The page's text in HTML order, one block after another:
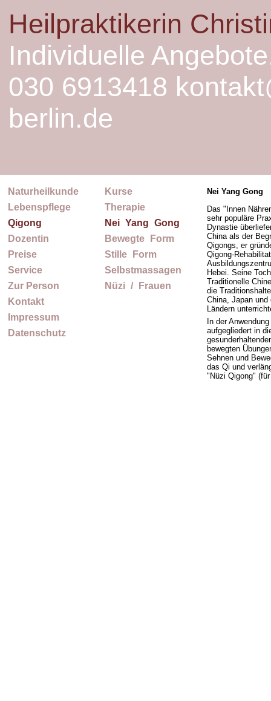
Heilpraktikerin
Individuelle
030 6913418
berlin.de
Naturheilkunde
Lebenspflege
Qigong
Kurse
Therapie
Nei_ Yang Gong
Bewegte_
Form
Stille_
Form
Selbstmassagen
Nüzi_ /_ Frauen
Dozentin
Preise
Service
Zur Person
Kontakt
Impressum
Datenschutz
Nei Yang Gong
Das "Innen
sehr populäre
Dynastie
China als der
Qigongs, er
Qigong-
Hebei. Seine
Traditionelle
die
China, Japan
Ländern
In der
aufgegliedert in
bewegten
Sehnen und
das Qi und
"Nüzi Qigong"